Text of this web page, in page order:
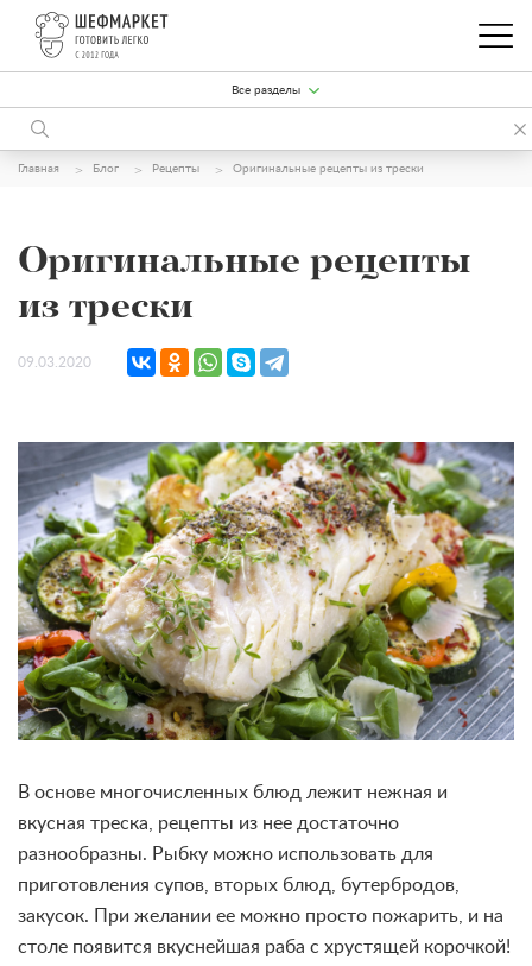
Все разделы
Главная Блог Рецепты Оригинальные рецепты из трески
Оригинальные рецепты
из трески
09.03.2020
В основе многочисленных блюд лежит нежная и
вкусная треска, рецепты из нее достаточно
разнообразны. Рыбку можно использовать для
приготовления супов, вторых блюд, бутербродов,
закусок. При желании ее можно просто пожарить, и на
столе появится вкуснейшая раба с хрустящей корочкой!